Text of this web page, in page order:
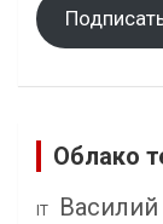
Облако
IT